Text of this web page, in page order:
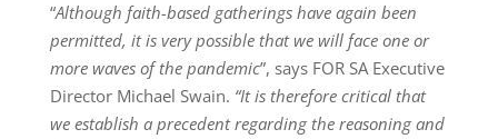
“Although faith-based gatherings have again been
permitted, it is very possible that we will face one or
more waves of the pandemic”, says FOR SA Executive
Director Michael Swain. “It is therefore critical that
we establish a precedent regarding the reasoning and